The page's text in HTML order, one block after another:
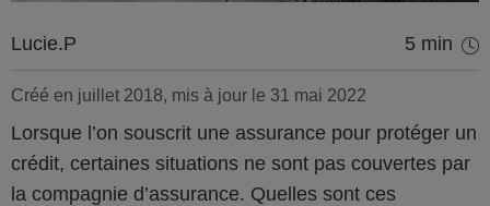
Lucie.P 5 min
Créé en juillet 2018, mis à jour le 31 mai 2022
Lorsque l’on souscrit une assurance pour protéger un
crédit, certaines situations ne sont pas couvertes par
la compagnie d’assurance. Quelles sont ces